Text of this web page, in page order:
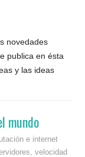
novedades
publica en ésta
y las ideas
mundo
e internet
,velocidad